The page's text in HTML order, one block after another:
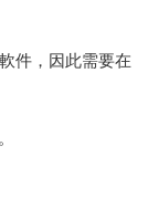
件，因此需要在